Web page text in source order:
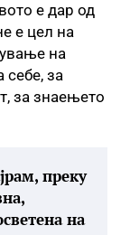
е дар од
е цел на
на
себе, за
за знаењето
преку
на